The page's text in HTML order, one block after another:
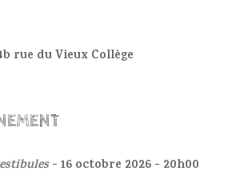
rue du Vieux Collège
- 16 octobre 2026 - 20h00